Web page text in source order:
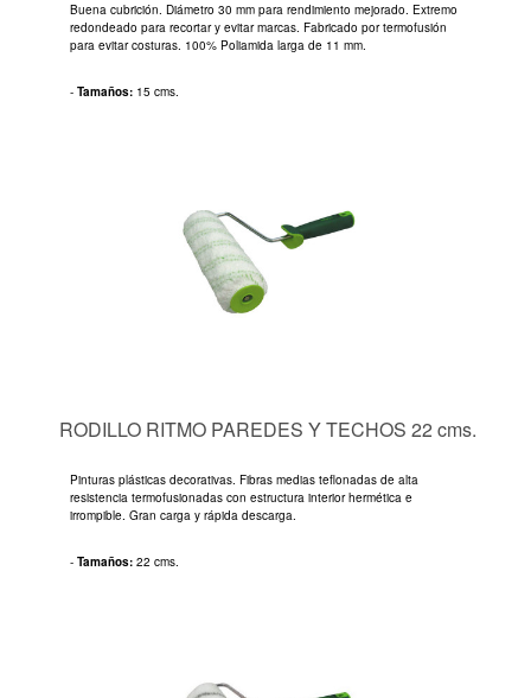
Buena cubrición. Diámetro 30 mm para rendimiento mejorado. Extremo
redondeado para recortar y evitar marcas. Fabricado por termofusión
para evitar costuras. 100% Poliamida larga de 11 mm.
- Tamaños: 15 cms.
RODILLO RITMO PAREDES Y TECHOS 22 cms.
Pinturas plásticas decorativas. Fibras medias teflonadas de alta
resistencia termofusionadas con estructura interior hermética e
irrompible. Gran carga y rápida descarga.
- Tamaños: 22 cms.